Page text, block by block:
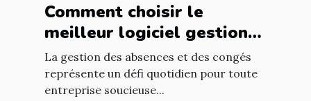
Comment choisir le
meilleur logiciel gestion
congés pour votre
entreprise ?
La gestion des absences et des congés
représente un défi quotidien pour toute
entreprise soucieuse...